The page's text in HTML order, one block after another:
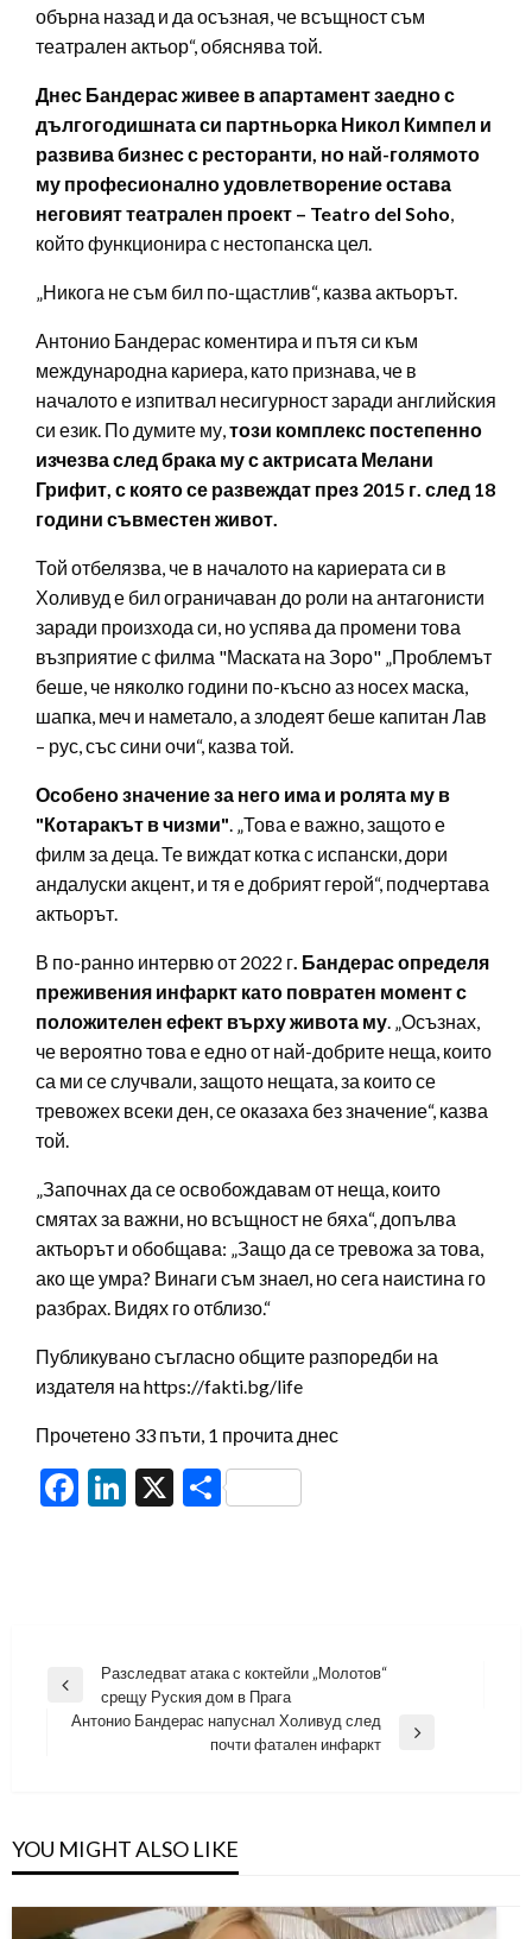
обърна назад и да осъзная, че всъщност съм
театрален актьор“, обяснява той.
Днес Бандерас живее в апартамент заедно с
дългогодишната си партньорка Никол Кимпел и
развива бизнес с ресторанти, но най-голямото
му професионално удовлетворение остава
неговият театрален проект – Teatro del Soho,
който функционира с нестопанска цел.
„Никога не съм бил по-щастлив“, казва актьорът.
Антонио Бандерас коментира и пътя си към
международна кариера, като признава, че в
началото е изпитвал несигурност заради английския
си език. По думите му,този комплекс постепенно
изчезва след брака му с актрисата Мелани
Грифит, с която се развеждат през 2015 г. след 18
години съвместен живот.
Той отбелязва, че в началото на кариерата си в
Холивуд е бил ограничаван до роли на антагонисти
заради произхода си, но успява да промени това
възприятие с филма "Маската на Зоро" „Проблемът
беше, че няколко години по-късно аз носех маска,
шапка, меч и наметало, а злодеят беше капитан Лав
– рус, със сини очи“, казва той.
Особено значение за него има и ролята му в
"Котаракът в чизми". „Това е важно, защото е
филм за деца. Те виждат котка с испански, дори
андалуски акцент, и тя е добрият герой“, подчертава
актьорът.
В по-ранно интервю от 2022 г. Бандерас определя
преживения инфаркт като повратен момент с
положителен ефект върху живота му. „Осъзнах,
че вероятно това е едно от най-добрите неща, които
са ми се случвали, защото нещата, за които се
тревожех всеки ден, се оказаха без значение“, казва
той.
„Започнах да се освобождавам от неща, които
смятах за важни, но всъщност не бяха“, допълва
актьорът и обобщава: „Защо да се тревожа за това,
ако ще умра? Винаги съм знаел, но сега наистина го
разбрах. Видях го отблизо.“
Публикувано съгласно общите разпоредби на
издателя на https://fakti.bg/life
Прочетено 33 пъти, 1 прочита днес
Facebook
LinkedIn
X Share
Навигация
Previous
Post
Разследват атака с коктейли „Молотов“
срещу Руския дом в Прага
Антонио Бандерас напуснал Холивуд след
почти фатален инфаркт
YOU MIGHT ALSO LIKE